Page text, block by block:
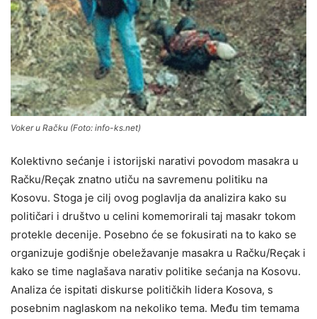
Voker u Račku (Foto: info-ks.net)
Kolektivno sećanje i istorijski narativi povodom masakra u
Račku/Reçak znatno utiču na savremenu politiku na
Kosovu. Stoga je cilj ovog poglavlja da analizira kako su
političari i društvo u celini komemorirali taj masakr tokom
protekle decenije. Posebno će se fokusirati na to kako se
organizuje godišnje obeležavanje masakra u Račku/Reçak i
kako se time naglašava narativ politike sećanja na Kosovu.
Analiza će ispitati diskurse političkih lidera Kosova, s
posebnim naglaskom na nekoliko tema. Među tim temama